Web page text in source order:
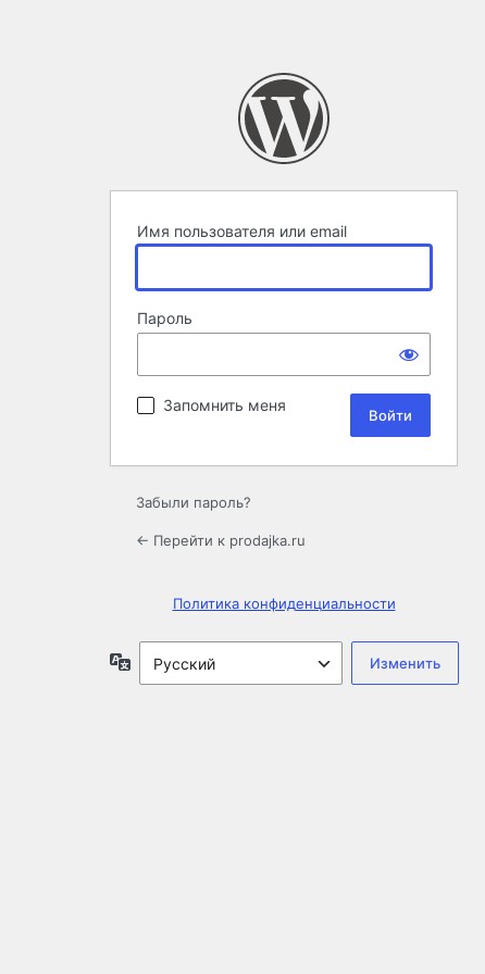
Имя пользователя или email
Пароль
Запомнить меня
Забыли пароль?
← Перейти к prodajka.ru
Политика конфиденциальности
Язык